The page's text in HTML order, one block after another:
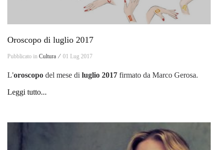
Oroscopo di luglio 2017
Pubblicato in Cultura ⁄ 01 Lug 2017
L'oroscopo del mese di luglio 2017 firmato da Marco Gerosa.
Leggi tutto...